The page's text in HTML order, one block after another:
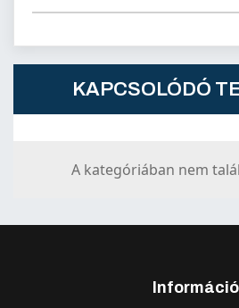
KAPCSOLÓDÓ
A kategóriában nem